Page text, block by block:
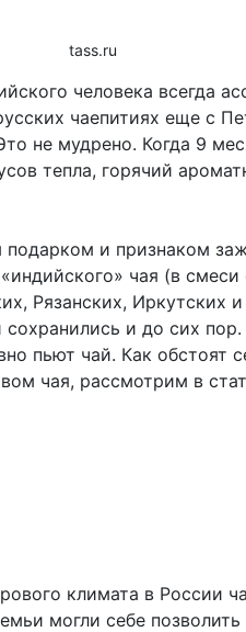
tass.ru
человека всегда
чаепитиях еще с
не мудрено. Когда 9
тепла, горячий
и признаком
чая (в смеси
Рязанских, Иркутских
и до сих
пьют чай. Как обстоят
чая, рассмотрим в
климата в России
могли себе